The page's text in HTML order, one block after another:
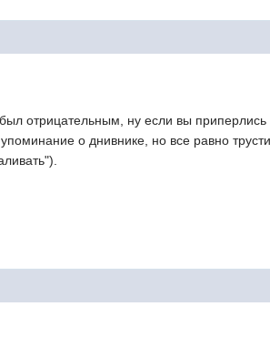
отрицательным, ну если вы приперлись
о днивнике, но все равно